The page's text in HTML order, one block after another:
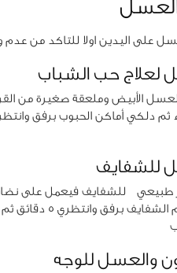
على اليدين اولا للتاكد من
لعلاج حب الشباب
الأبيض وملعقة صغيرة من
دلكي أماكن الحبوب برفق
للشفايف
للشفايف فيعمل على
القرفة والعسل ثم
والعسل للوجه